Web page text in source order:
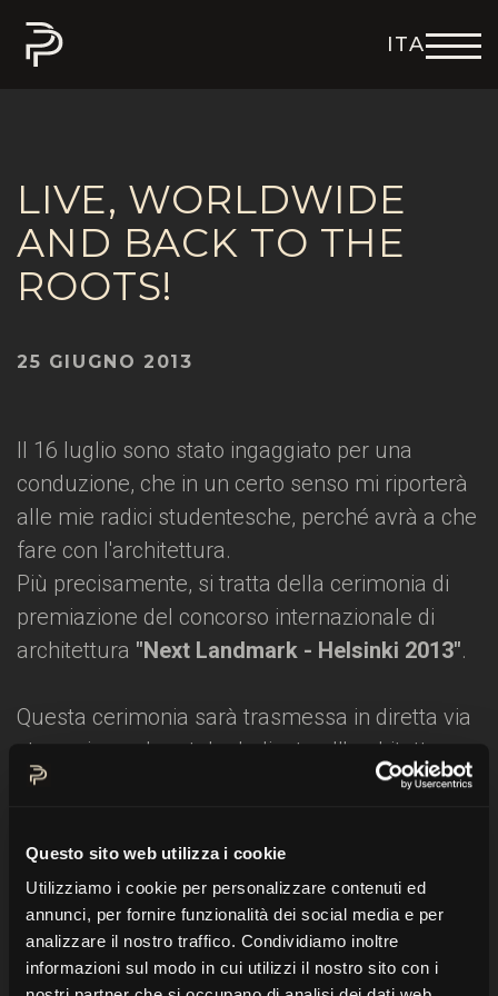
Questo sito web utilizza i cookie
Utilizziamo i cookie per personalizzare contenuti ed
annunci, per fornire funzionalità dei social media e per
analizzare il nostro traffico. Condividiamo inoltre
informazioni sul modo in cui utilizzi il nostro sito con i
LIVE, WORLDWIDE
AND BACK TO THE
ROOTS!
25 GIUGNO 2013
Il 16 luglio sono stato ingaggiato per una
conduzione, che in un certo senso mi riporterà
alle mie radici studentesche, perché avrà a che
fare con l'architettura.
Più precisamente, si tratta della cerimonia di
premiazione del concorso internazionale di
architettura "Next Landmark - Helsinki 2013".
Questa cerimonia sarà trasmessa in diretta via
streaming sul portale dedicato all'architettura
www.floornature.com
e sul sito dedicato
Per venire incontro ai partecipanti e di
conseguenza anche agli spettatori provenienti
da tutto il mondo, la diretta partirà alle ore
16:00 CET.
ITA